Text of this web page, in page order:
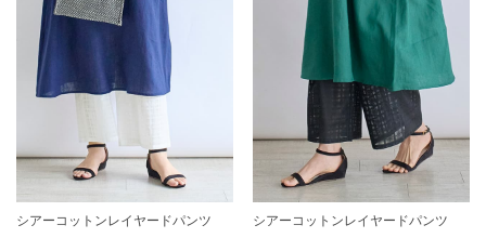
シアーコットンレイヤードパンツ シアーコットンレイヤードパンツ